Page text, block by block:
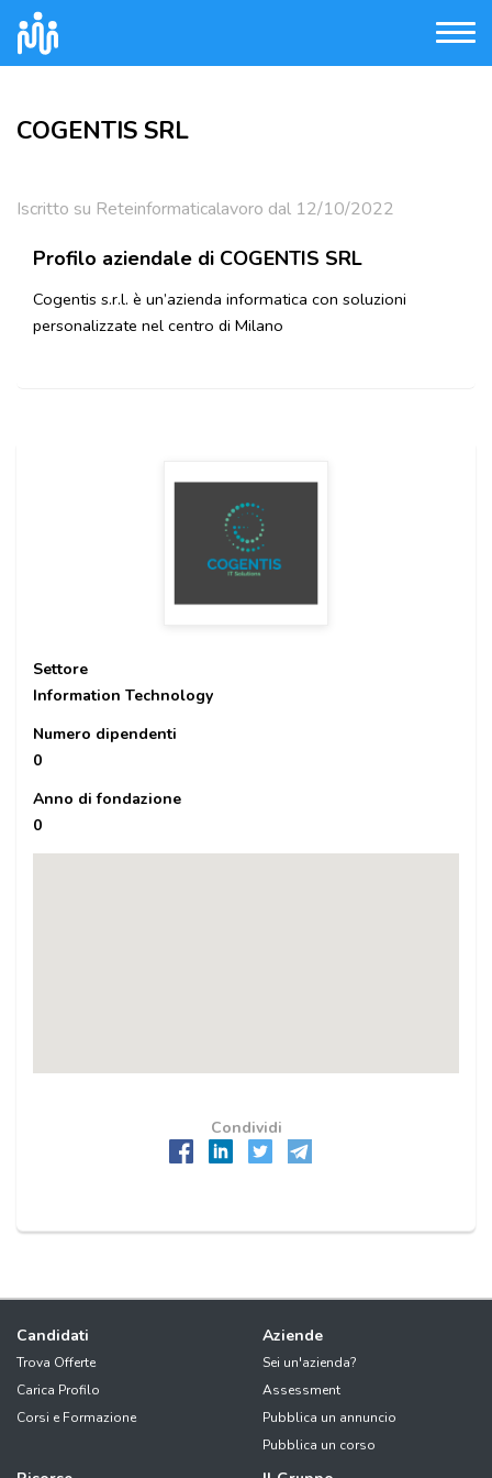
COGENTIS SRL
Iscritto su Reteinformaticalavoro dal 12/10/2022
Profilo aziendale di COGENTIS SRL
Cogentis s.r.l. è un’azienda informatica con soluzioni
personalizzate nel centro di Milano
Settore
Information Technology
Numero dipendenti
0
Anno di fondazione
0
Condividi
Candidati
Trova Offerte
Carica Profilo
Corsi e Formazione
Aziende
Sei un'azienda?
Assessment
Pubblica un annuncio
Pubblica un corso